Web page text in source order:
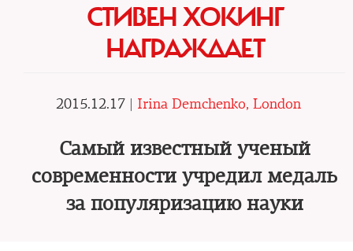
СТИВЕН ХОКИНГ
НАГРАЖДАЕТ
2015.12.17 | Irina Demchenko, London
Самый известный ученый
современности учредил медаль
за популяризацию науки